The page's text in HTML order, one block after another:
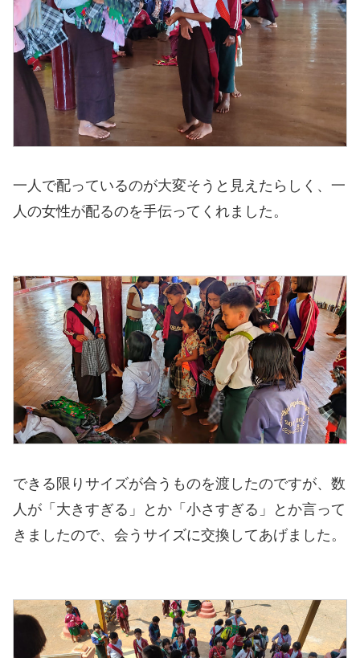
一人で配っているのが大変そうと見えたらしく、一
人の女性が配るのを手伝ってくれました。
できる限りサイズが合うものを渡したのですが、数
人が「大きすぎる」とか「小さすぎる」とか言って
きましたので、会うサイズに交換してあげました。